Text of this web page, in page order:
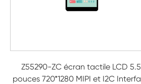
Z55290-ZC écran tactile LCD 5.5
pouces 720*1280 MIPI et I2C